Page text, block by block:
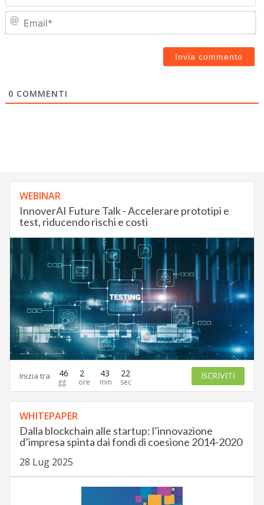
0 COMMENTI
WEBINAR
InnoverAI Future Talk - Accelerare prototipi e
test, riducendo rischi e costi
Inizia tra 46 2 43 21 ISCRIVITI
WHITEPAPER
Dalla blockchain alle startup: l’innovazione
d’impresa spinta dai fondi di coesione 2014-2020
28 Lug 2025